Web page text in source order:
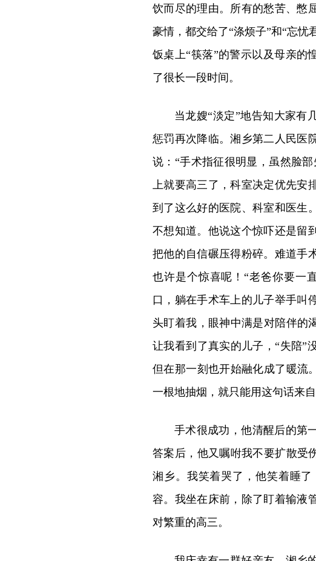
饮而尽的理由。所有的愁苦、憋
豪情，都交给了“涤烦子”和“忘忧
饭桌上“筷落”的警示以及母亲的
了很长一段时间。
当龙嫂“淡定”地告知大家有
惩罚再次降临。湘乡第二人民医
说：“手术指征很明显，虽然脸
上就要高三了，科室决定优先安
到了这么好的医院、科室和医生
不想知道。他说这个惊吓还是留
把他的自信碾压得粉碎。难道手
也许是个惊喜呢！“老爸你要一
口，躺在手术车上的儿子举手叫
头盯着我，眼神中满是对陪伴的
让我看到了真实的儿子，“失陪”
但在那一刻也开始融化成了暖流
一根地抽烟，就只能用这句话来自
手术很成功，他清醒后的第
答案后，他又嘱咐我不要扩散受
湘乡。我笑着哭了，他笑着睡
容。我坐在床前，除了盯着输液
对繁重的高三。